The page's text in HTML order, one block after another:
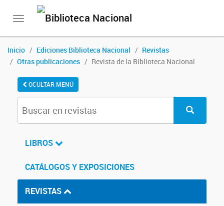
Toggle
Inicio Ediciones Biblioteca Nacional
Revistas
Otras publicaciones
Revista de la Biblioteca Nacional
OCULTAR MENÚ
LIBROS
CATÁLOGOS Y EXPOSICIONES
REVISTAS